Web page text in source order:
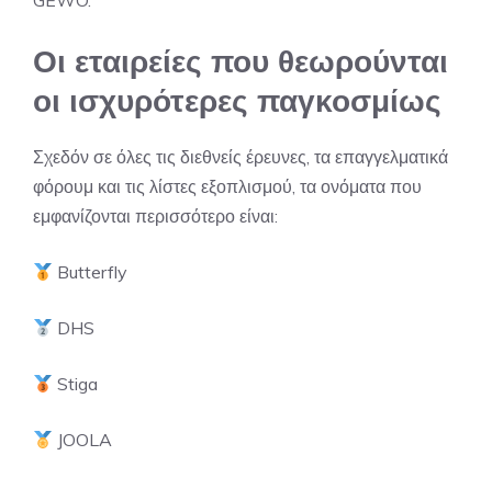
Οι εταιρείες που θεωρούνται
οι ισχυρότερες παγκοσμίως
Σχεδόν σε όλες τις διεθνείς έρευνες, τα επαγγελματικά
φόρουμ και τις λίστες εξοπλισμού, τα ονόματα που
εμφανίζονται περισσότερο είναι:
Butterfly
DHS
Stiga
JOOLA